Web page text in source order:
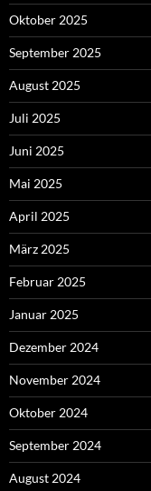
Oktober 2025
September 2025
August 2025
Juli 2025
Juni 2025
Mai 2025
April 2025
März 2025
Februar 2025
Januar 2025
Dezember 2024
November 2024
Oktober 2024
September 2024
August 2024